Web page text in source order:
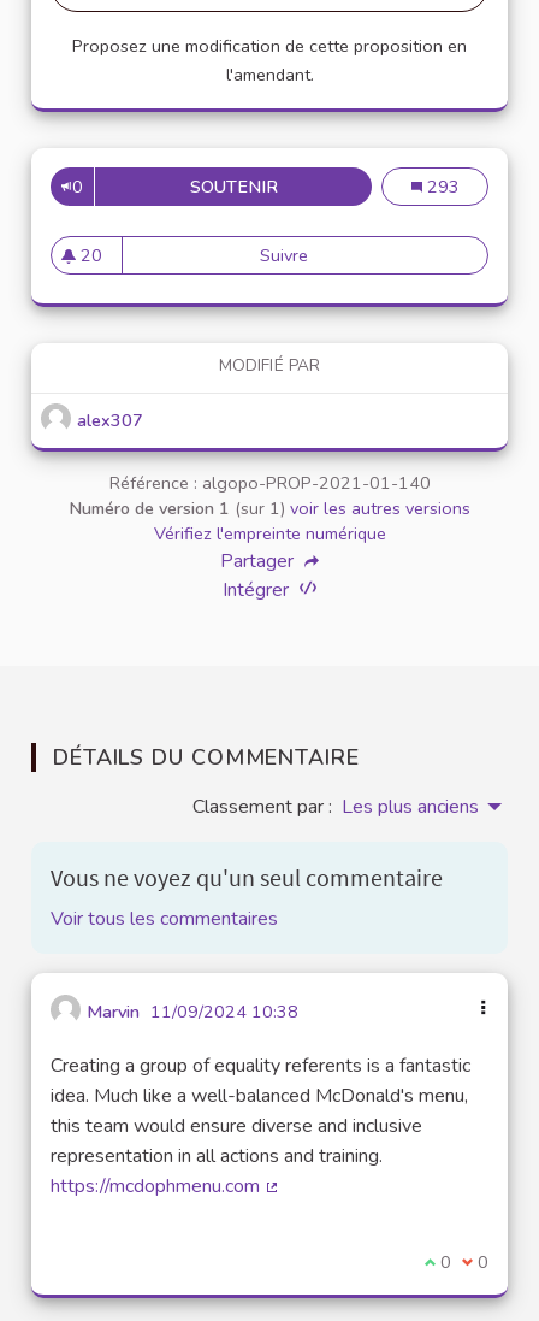
Proposez une modification de cette proposition en
l'amendant.
0 SOUTENIRMISE EN PLACE DEMise en place
293
20
20 abonnés
Suivre Mise en place de référents
MODIFIÉ PAR
alex307
Référence : algopo-PROP-2021-01-140
Numéro de version 1 (sur 1) voir les autres versions
Vérifiez l'empreinte numérique
Partager
Intégrer
DÉTAILS DU COMMENTAIRE
Classement par : Les plus anciens
Vous ne voyez qu'un seul commentaire
Voir tous les commentaires
Marvin 11/09/2024 10:38
Creating a group of equality referents is a fantastic
idea. Much like a well-balanced McDonald's menu,
this team would ensure diverse and inclusive
representation in all actions and training.
https://mcdophmenu.com
Je suis
0 Je ne
0